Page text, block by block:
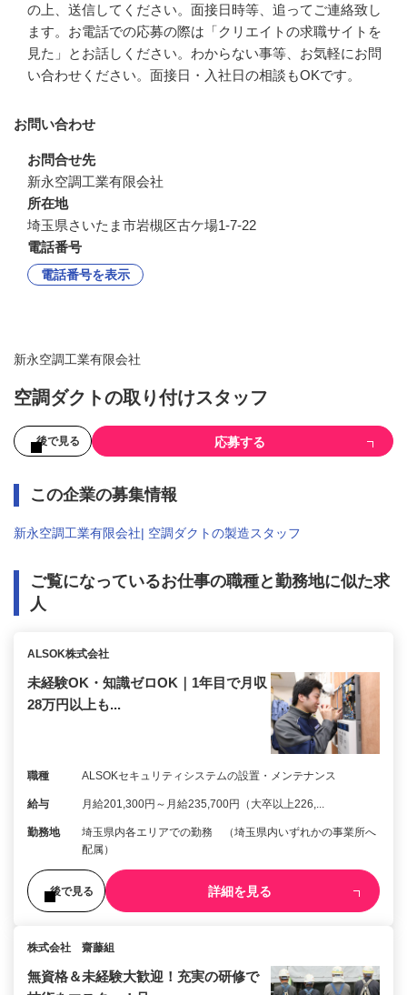
の上、送信してください。面接日時等、追ってご連絡致し
ます。お電話での応募の際は「クリエイトの求職サイトを
見た」とお話しください。わからない事等、お気軽にお問
い合わせください。面接日・入社日の相談もOKです。
お問い合わせ
お問合せ先
新永空調工業有限会社
所在地
埼玉県さいたま市岩槻区古ケ場1-7-22
電話番号
電話番号を表示
新永空調工業有限会社
空調ダクトの取り付けスタッフ
後で見る 応募する
この企業の募集情報
新永空調工業有限会社| 空調ダクトの製造スタッフ
ご覧になっているお仕事の職種と勤務地に似た求
人
ALSOK株式会社
未経験OK・知識ゼロOK｜1年目で月収
28万円以上も...
職種 ALSOKセキュリティシステムの設置・メンテナンス
給与 月給201,300円～月給235,700円（大卒以上226,...
勤務地
埼玉県内各エリアでの勤務 （埼玉県内いずれかの事業所へ
配属）
後で見る 詳細を見る
株式会社 齋藤組
無資格＆未経験大歓迎！充実の研修で